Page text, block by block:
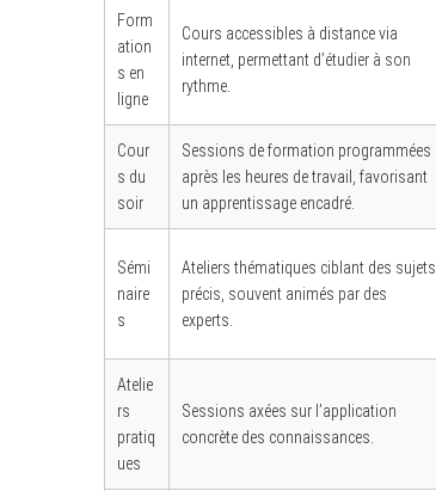
Form
ation
s en
ligne
Cours accessibles à distance via
internet, permettant d’étudier à son
rythme.
Cour
s du
soir
Sessions de formation programmées
après les heures de travail, favorisant
un apprentissage encadré.
Sémi
naire
s
Ateliers thématiques ciblant des sujets
précis, souvent animés par des
experts.
Atelie
rs
pratiq
ues
Sessions axées sur l’application
concrète des connaissances.
S
e
a
f
o